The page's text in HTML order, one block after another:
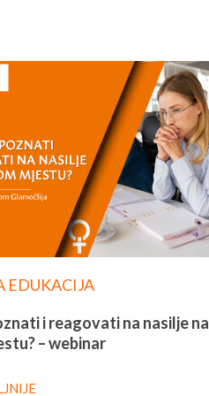
EDUKACIJA
i reagovati na nasilje na
– webinar